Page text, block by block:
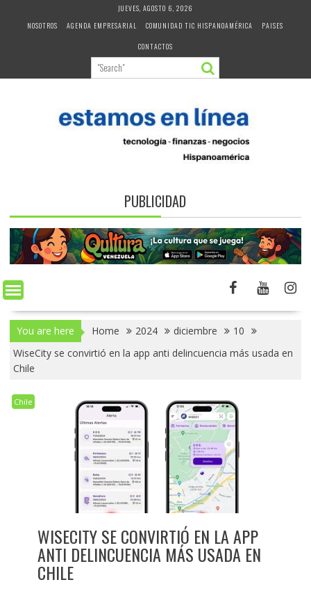
JUEVES, AGOSTO 6, 2026
NOSOTROS
AGENDA EMPRESARIAL COMUNIDAD TIC HISPANOAMÉRICA
PAISES
CONTACTOS
PUBLICIDAD
You are here Home 2024 diciembre
10
WiseCity se convirtió en la app anti delincuencia más usada en
Chile
Chile
WISECITY SE CONVIRTIÓ EN LA APP
ANTI DELINCUENCIA MÁS USADA EN
CHILE